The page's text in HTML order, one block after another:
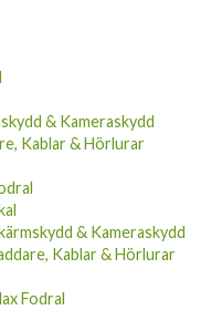
& Kameraskydd
Kablar & Hörlurar
& Kameraskydd
Kablar & Hörlurar
Fodral